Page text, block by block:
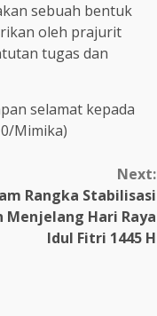
sebuah bentuk
oleh prajurit
tugas dan
selamat kepada
Mimika)
Next:
Rangka Stabilisasi
Menjelang Hari Raya
Idul Fitri 1445 H